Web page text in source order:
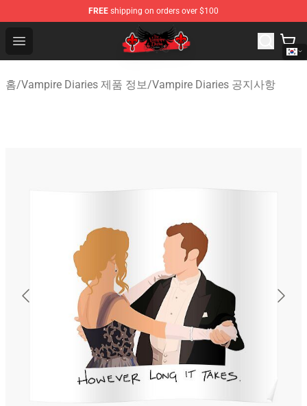
FREE shipping on orders over $100
Open menu
The Vampire Diaries Shop - Official The Vampire
홈/Vampire Diaries 제품 정보/Vampire Diaries 공지사항